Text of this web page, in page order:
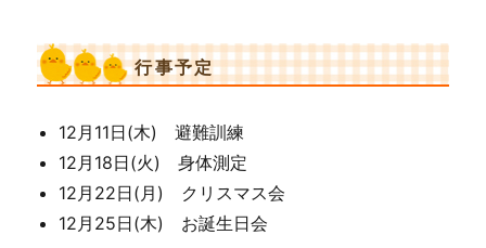
行事予定
12月11日(木) 避難訓練
12月18日(火) 身体測定
12月22日(月) クリスマス会
12月25日(木) お誕生日会